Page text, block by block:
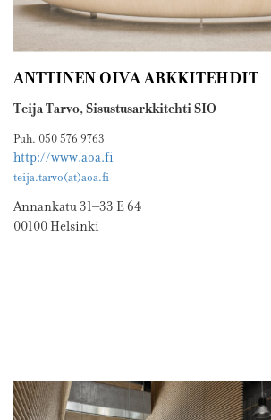
ANTTINEN OIVA ARKKITEHDIT
Teija Tarvo, Sisustusarkkitehti SIO
Puh. 050 576 9763
http://www.aoa.fi
teija.tarvo(at)aoa.fi
Annankatu 31–33 E 64
00100 Helsinki